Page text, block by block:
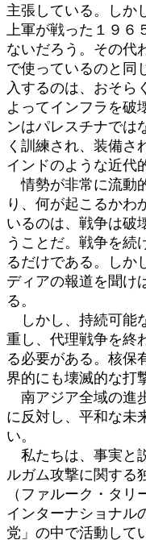
主張している。しか
上軍が戦った１９
ないだろう。その代
で使っているのと同
入するのは、おそら
よってインフラを破
ンはパレスチナでは
く訓練され、装備さ
インドのような近代
情勢が非常に流動
り、何が起こるかわ
いるのは、戦争は破
うことだ。戦争を続
るだけである。しか
ディアの報道を聞け
る。
しかし、持続可能
重し、代理戦争を終
る必要がある。核保
界的にも壊滅的な打
南アジア全域の進
に反対し、平和な未
い。
私たちは、事実と
ルガム攻撃に関する
（ファルーク・タ
インターナショナル
党」の中で活動して